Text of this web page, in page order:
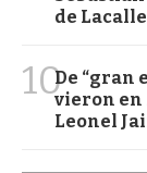
de
10De “gran
vieron en
Leonel